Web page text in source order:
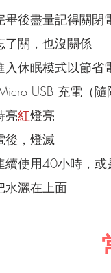
畢後盡量記得關閉
了關，也沒關係
入休眠模式以節省
USB 充電（隨
亮紅燈亮
後，燈滅
續使用40小時，
水灑在上面